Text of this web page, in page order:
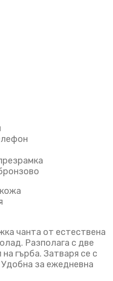
чанта от естествена
Разполага с две
гърба. Затваря се с
Удобна за ежедневна